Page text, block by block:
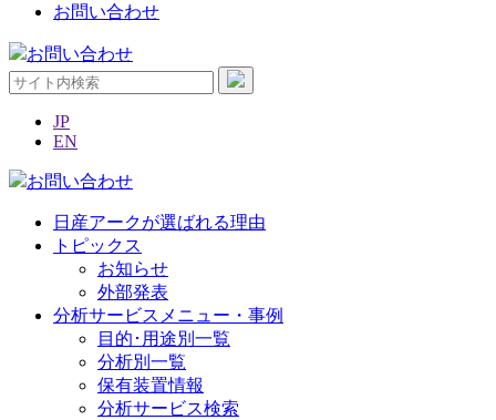
お問い合わせ
お問い合わせ
JP
EN
お問い合わせ
日産アークが選ばれる理由
トピックス
お知らせ
外部発表
分析サービスメニュー・事例
目的･用途別一覧
分析別一覧
保有装置情報
分析サービス検索